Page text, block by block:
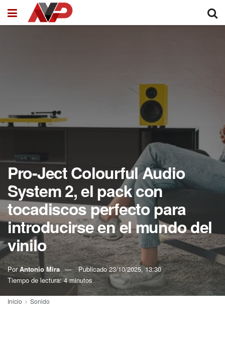
Pro-Ject Colourful Audio
System 2, el pack con
tocadiscos perfecto para
introducirse en el mundo del
vinilo
Por Antonio Mira Publicado23/10/2025, 13:30
Tiempo de lectura: 4 minutos
Inicio Sonido